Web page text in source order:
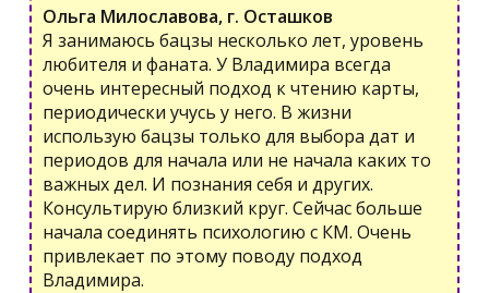
Ольга Милославова, г. Осташков
Я занимаюсь бацзы несколько лет, уровень
любителя и фаната. У Владимира всегда
очень интересный подход к чтению карты,
периодически учусь у него. В жизни
использую бацзы только для выбора дат и
периодов для начала или не начала каких то
важных дел. И познания себя и других.
Консультирую близкий круг. Сейчас больше
начала соединять психологию с КМ. Очень
привлекает по этому поводу подход
Владимира.